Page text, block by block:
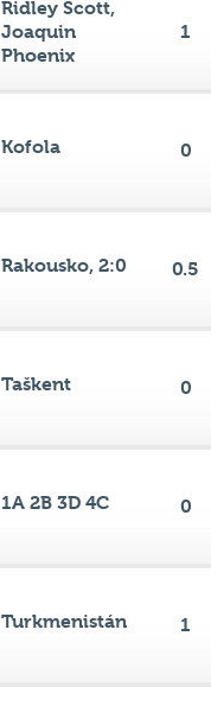
Ridley Scott,
Joaquin
Phoenix
1
Kofola 0
Rakousko, 2:0 0.5
Taškent 0
1A 2B 3D 4C 0
Turkmenistán 1